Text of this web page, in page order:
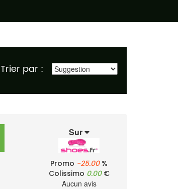
Trier par :
Sur
Promo -25.00%
Colissimo 0.00€
Aucun avis